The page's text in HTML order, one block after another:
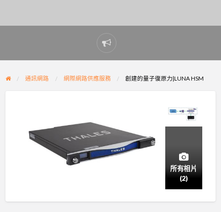
Report
problem
通訊網路 網際網路供應服務 創建的量子復原力|LUNA HSM
所有相片
(2)